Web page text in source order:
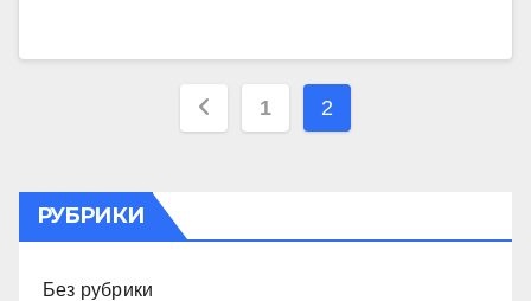
Пагинация
1 2
РУБРИКИ
Без рубрики